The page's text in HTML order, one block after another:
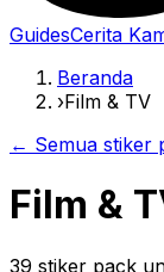
GuidesCerita
Beranda
›Film & TV
← Semua stiker
Film &
39 stiker pack